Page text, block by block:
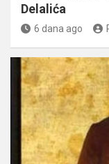
Delalića
6 dana ago